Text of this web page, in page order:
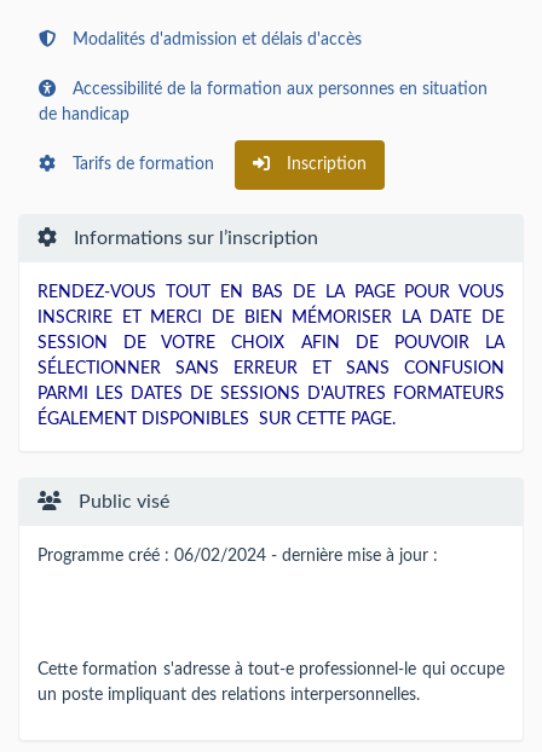
Modalités d'admission et délais d'accès
Accessibilité de la formation aux personnes en situation
de handicap
Tarifs de formation Inscription
Informations sur l’inscription
RENDEZ-VOUS TOUT EN BAS DE LA PAGE POUR VOUS
INSCRIRE ET MERCI DE BIEN MÉMORISER LA DATE DE
SESSION DE VOTRE CHOIX AFIN DE POUVOIR LA
SÉLECTIONNER SANS ERREUR ET SANS CONFUSION
PARMI LES DATES DE SESSIONS D'AUTRES FORMATEURS
ÉGALEMENT DISPONIBLES SUR CETTE PAGE.
Public visé
Programme créé : 06/02/2024 - dernière mise à jour :
Cette formation s'adresse à tout-e professionnel-le qui occupe
un poste impliquant des relations interpersonnelles.